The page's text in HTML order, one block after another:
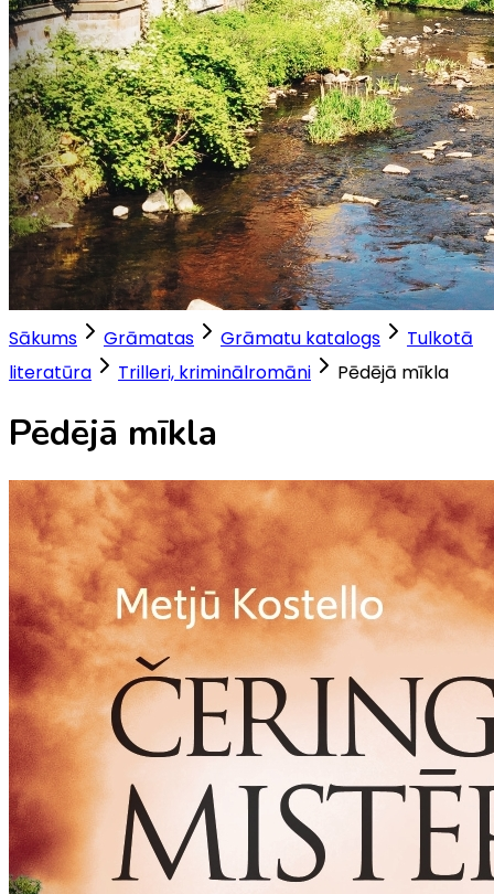
Sākums Grāmatas Grāmatu katalogs
Tulkotā
literatūra
Trilleri, kriminālromāni Pēdējā mīkla
Pēdējā mīkla